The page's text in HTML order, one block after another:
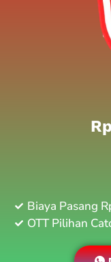
Biaya Pasang
OTT Pilihan